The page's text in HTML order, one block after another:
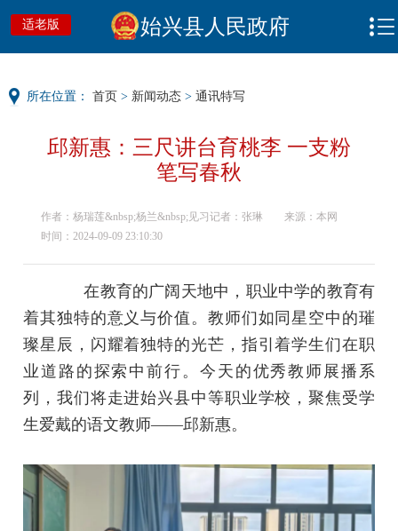
适老版 始兴县人民政府
所在位置： 首页 > 新闻动态 > 通讯特写
邱新惠：三尺讲台育桃李 一支粉
笔写春秋
作者：杨瑞莲&nbsp;杨兰&nbsp;见习记者：张琳
来源：本网
时间：2024-09-09 23:10:30
在教育的广阔天地中，职业中学的教育有
着其独特的意义与价值。教师们如同星空中的璀
璨星辰，闪耀着独特的光芒，指引着学生们在职
业道路的探索中前行。今天的优秀教师展播系
列，我们将走进始兴县中等职业学校，聚焦受学
生爱戴的语文教师——邱新惠。